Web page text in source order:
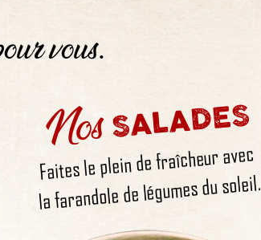
vous.
NosSALADES
Faites le plein de fraîcheur avec
la farandole de légumes du soleil.